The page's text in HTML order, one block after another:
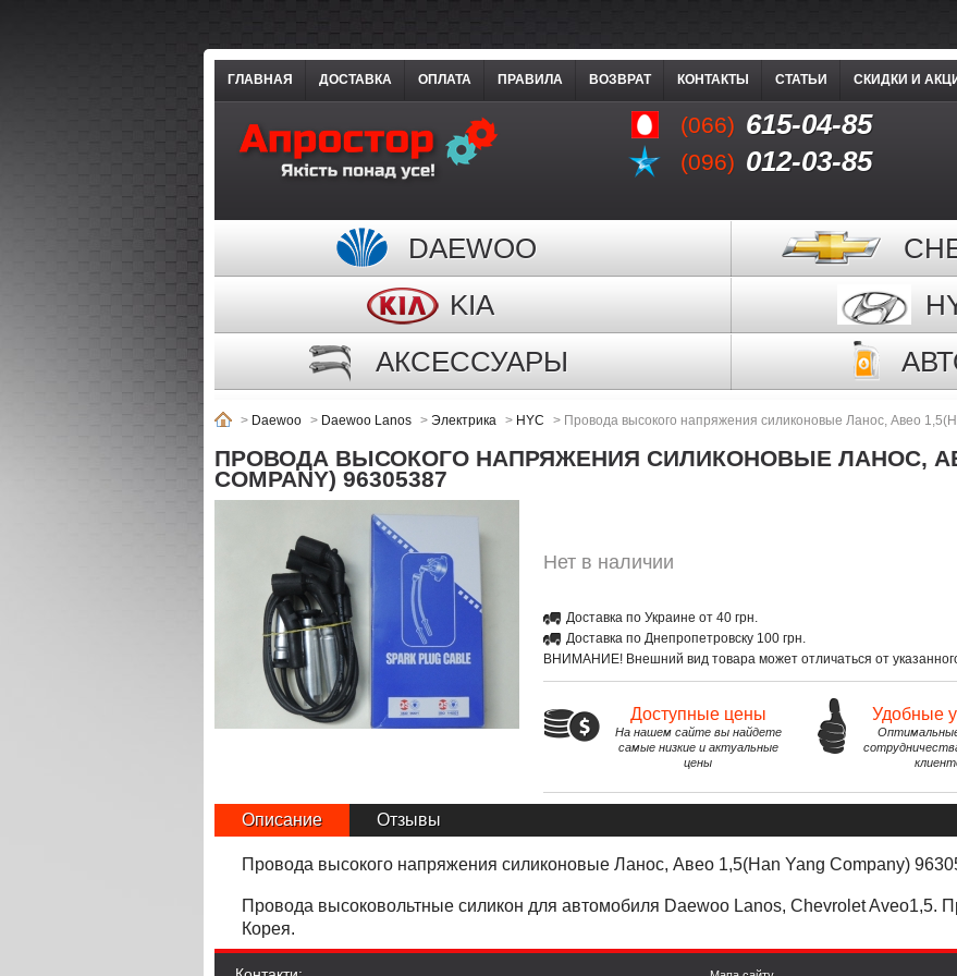
(066) 615-04-85
(096) 012-03-85
ГЛАВНАЯ ДОСТАВКА ОПЛАТА ПРАВИЛА ВОЗВРАТ КОНТАКТЫ СТАТЬИ СКИДКИ И
DAEWOO
KIA
АКСЕССУАРЫ
> Daewoo > Daewoo Lanos > Электрика > HYC > Провода высокого напряжения силиконовые Ланос, Авео
ПРОВОДА ВЫСОКОГО НАПРЯЖЕНИЯ СИЛИКОНОВЫЕ ЛАНОС,
COMPANY) 96305387
Нет в наличии
Доставка по Украине от 40 грн.
Доставка по Днепропетровску 100 грн.
ВНИМАНИЕ! Внешний вид товара может отличаться от
Доступные цены
На нашем сайте вы найдете
самые низкие и актуальные
цены
Удобные
Описание Отзывы
Провода высокого напряжения силиконовые Ланос, Авео 1,5(Han Yang Company)
Провода высоковольтные силикон для автомобиля Daewoo Lanos, Сhevrolet Aveo1,5.
Корея.